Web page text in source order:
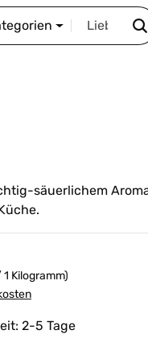
SCHNORR-STORY
säuerlichem
Kilogramm)
2-5 Tage